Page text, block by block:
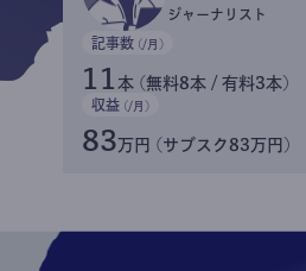
ジャーナリスト
記事数 (/月)
11 本 (無料8本 / 有料3本)
収益 (/月)
83万円 (サブスク83万円)